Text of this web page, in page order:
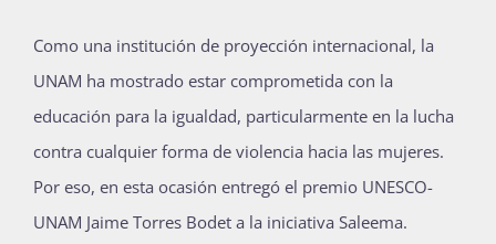
Como una institución de proyección internacional, la
UNAM ha mostrado estar comprometida con la
educación para la igualdad, particularmente en la lucha
contra cualquier forma de violencia hacia las mujeres.
Por eso, en esta ocasión entregó el premio UNESCO-
UNAM Jaime Torres Bodet a la iniciativa Saleema.